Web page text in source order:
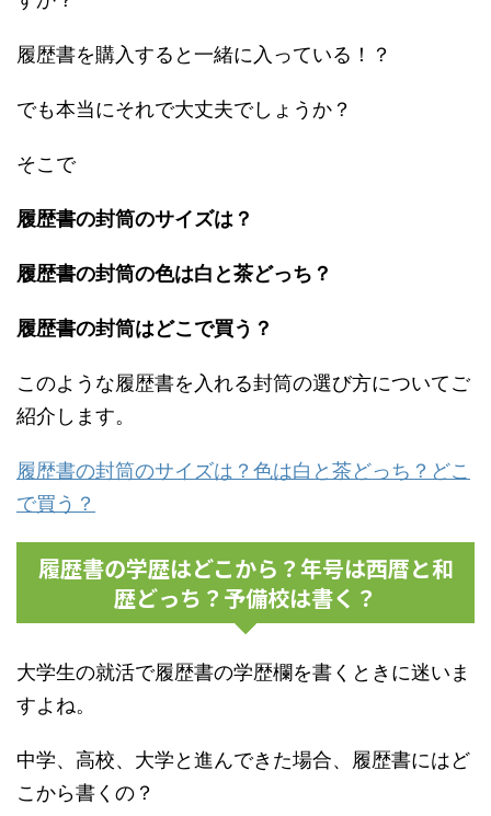
履歴書を購入すると一緒に入っている！？
でも本当にそれで大丈夫でしょうか？
そこで
履歴書の封筒のサイズは？
履歴書の封筒の色は白と茶どっち？
履歴書の封筒はどこで買う？
このような履歴書を入れる封筒の選び方についてご
紹介します。
履歴書の封筒のサイズは？色は白と茶どっち？どこ
で買う？
履歴書の学歴はどこから？年号は西暦と和
歴どっち？予備校は書く？
大学生の就活で履歴書の学歴欄を書くときに迷いま
すよね。
中学、高校、大学と進んできた場合、履歴書にはど
こから書くの？